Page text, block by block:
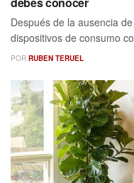
Después de la ausencia
dispositivos de consumo
POR RUBEN TERUEL